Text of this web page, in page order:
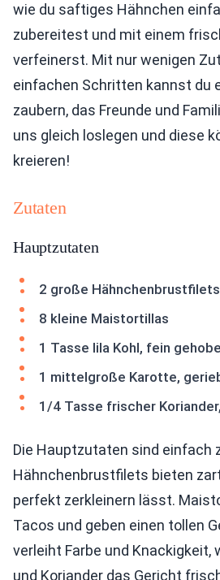
wie du saftiges Hähnchen
zubereitest und mit einem
verfeinerst. Mit nur wenigen
einfachen Schritten kannst du
zaubern, das Freunde und
uns gleich loslegen und diese
kreieren!
Zutaten
Hauptzutaten
2 große Hähnchenbrustfilets
8 kleine Maistortillas
1 Tasse lila Kohl, fein
1 mittelgroße Karotte,
1/4 Tasse frischer
Die Hauptzutaten sind einfach
Hähnchenbrustfilets bieten
perfekt zerkleinern lässt.
Tacos und geben einen tollen
verleiht Farbe und Knackigkeit,
und Koriander das Gericht